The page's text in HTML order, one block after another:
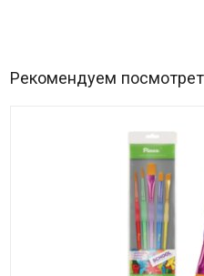
Рекомендуем